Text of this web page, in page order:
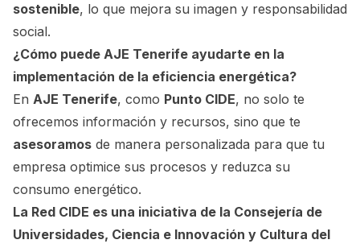
sostenible, lo que mejora su imagen y responsabilidad
social.
¿Cómo puede AJE Tenerife ayudarte en la
implementación de la eficiencia energética?
En AJE Tenerife, como Punto CIDE, no solo te
ofrecemos información y recursos, sino que te
asesoramos de manera personalizada para que tu
empresa optimice sus procesos y reduzca su
consumo energético.
La Red CIDE es una iniciativa de la Consejería de
Universidades, Ciencia e Innovación y Cultura del